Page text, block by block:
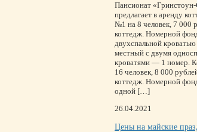
Пансионат
предлагает в аренду
№1 на 8 человек, 7 000
коттедж. Номерной
двухспальной
местный с двумя
кроватями — 1 номер.
16 человек, 8 000
коттедж. Номерной
одной […]
26.04.2021
Цены на майские